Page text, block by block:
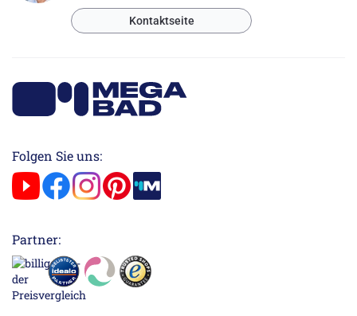
Kontaktseite
Folgen Sie uns:
Partner: